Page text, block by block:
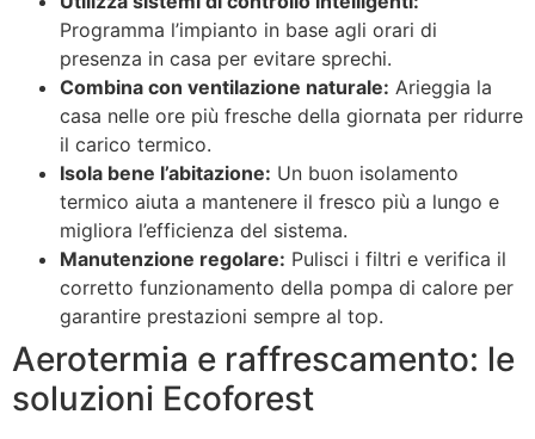
Programma l’impianto in base agli orari di
presenza in casa per evitare sprechi.
Combina con ventilazione naturale: Arieggia la
casa nelle ore più fresche della giornata per ridurre
il carico termico.
Isola bene l’abitazione: Un buon isolamento
termico aiuta a mantenere il fresco più a lungo e
migliora l’efficienza del sistema.
Manutenzione regolare: Pulisci i filtri e verifica il
corretto funzionamento della pompa di calore per
garantire prestazioni sempre al top.
Aerotermia e raffrescamento: le
soluzioni Ecoforest